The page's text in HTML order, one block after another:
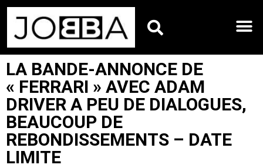
LA BANDE-ANNONCE DE
« FERRARI » AVEC ADAM
DRIVER A PEU DE DIALOGUES,
BEAUCOUP DE
REBONDISSEMENTS – DATE
LIMITE